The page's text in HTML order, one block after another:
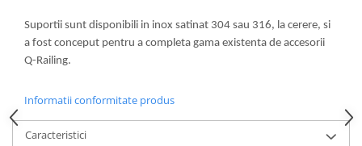
Cabine dus
Componente cabine dus
Conectori cabine dus
Profil U cabine dus
Suportii sunt disponibili in inox satinat 304 sau 316, la cerere, si
a fost conceput pentru a completa gama existenta de accesorii
Q-Railing.
Informatii conformitate produs
Caracteristici